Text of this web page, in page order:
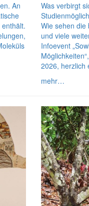
An
Was verbirgt
Wie sehen die
und viele
Infoevent
2026, herzlich
mehr…